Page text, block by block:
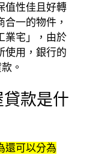
值性佳且好轉
一的物件，
業宅」，由於
使用，銀行的
。
款是什
還可以分為